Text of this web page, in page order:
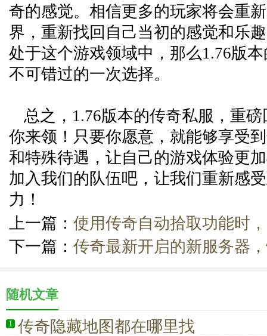
奇的感觉。相信更多的玩家将会重
界，重新找回自己当初的感觉和乐
处于这个游戏领域中，那么1.76版
不可错过的一次选择。
总之，1.76版本的传奇私服，重
你来领！只要你愿意，就能够享受
和特殊待遇，让自己的游戏体验更
加入我们的队伍吧，让我们重新感
力！
上一篇： 使用传奇自动拾取功能时
下一篇： 传奇最新开启的新服务器
随机文章
1 传奇隐藏地图都在哪里找